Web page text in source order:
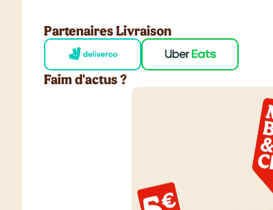
Partenaires Livraison
Faim d'actus ?